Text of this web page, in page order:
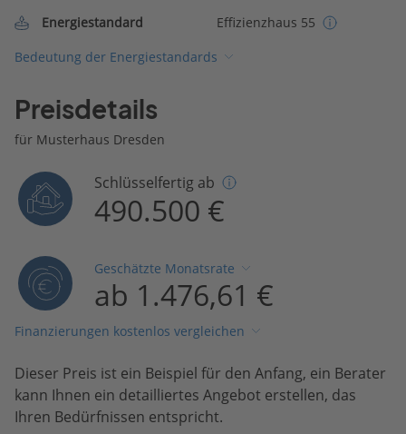
Energiestandard
Effizienzhaus 55
Bedeutung der Energiestandards
Preisdetails
für Musterhaus Dresden
Schlüsselfertig ab
490.500 €
Geschätzte Monatsrate
ab 1.476,61 €
Finanzierungen kostenlos vergleichen
Dieser Preis ist ein Beispiel für den Anfang, ein Berater
kann Ihnen ein detailliertes Angebot erstellen, das
Ihren Bedürfnissen entspricht.